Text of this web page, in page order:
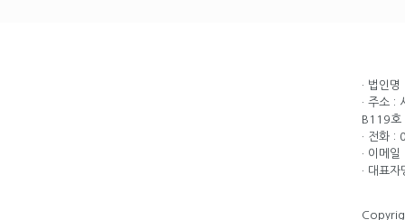
· 법인
· 주소 :
B119호
· 전화
· 이메
· 대표